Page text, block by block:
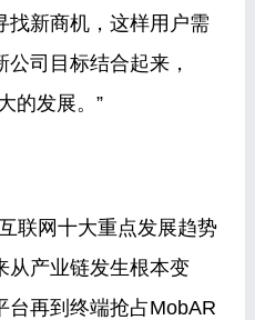
找新商机，这样用户需
司目标结合起来，
的发展。”
联网十大重点发展趋势
从产业链发生根本变
台再到终端抢占MobAR